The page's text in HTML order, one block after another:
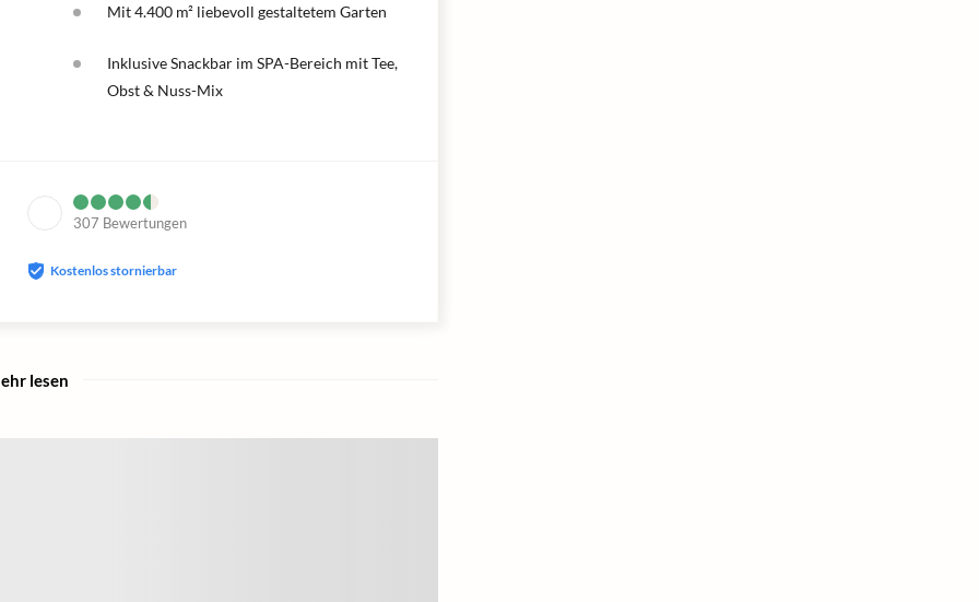
Mit 4.400 m² liebevoll gestaltetem Garten
Inklusive Snackbar im SPA-Bereich mit Tee,
Obst & Nuss-Mix
307 Bewertungen
Kostenlos stornierbar
lesen